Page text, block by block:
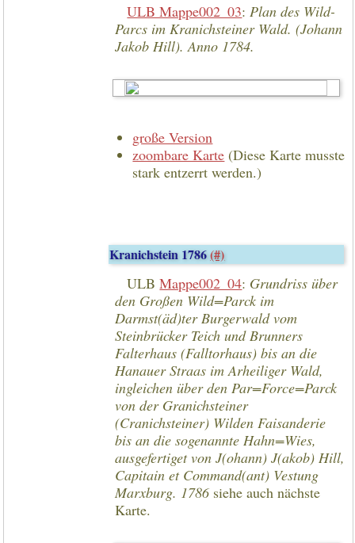
ULB Mappe002_03:Plan des Wild-
Parcs im Kranichsteiner Wald. (Johann
Jakob Hill). Anno 1784.
große Version
zoombare Karte (Diese Karte musste
stark entzerrt werden.)
Kranichstein 1786(#)
ULBMappe002_04: Grundriss über
den Großen Wild=Parck im
Darmst(äd)ter Burgerwald vom
Steinbrücker Teich und Brunners
Falterhaus (Falltorhaus) bis an die
Hanauer Straas im Arheiliger Wald,
ingleichen über den Par=Force=Parck
von der Granichsteiner
(Cranichsteiner) Wilden Faisanderie
bis an die sogenannte Hahn=Wies,
ausgefertiget von J(ohann) J(akob) Hill,
Capitain et Command(ant) Vestung
Marxburg. 1786 siehe auch nächste
Karte.